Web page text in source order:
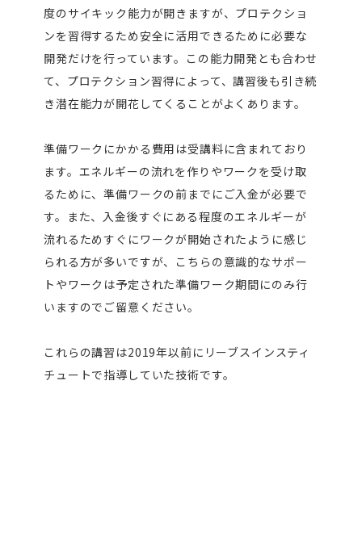
度のサイキック能力が開きますが、プロテクショ
ンを習得するため安全に活用できるために必要な
開発だけを行っています。この能力開発とも合わせ
て、プロテクション習得によって、講習後も引き続
き潜在能力が開花してくることがよくあります。
準備ワークにかかる費用は受講料に含まれており
ます。エネルギーの流れを作りやワークを受け取
るために、準備ワークの前までにご入金が必要で
す。また、入金後すぐにある程度のエネルギーが
流れるためすぐにワークが開始されたように感じ
られる方が多いですが、こちらの意識的なサポー
トやワークは予定された準備ワーク期間にのみ行
いますのでご留意ください。
これらの講習は2019年以前にリーブスインスティ
チュートで指導していた技術です。